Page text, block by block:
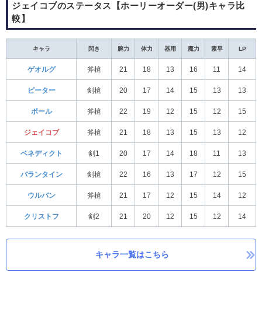
ジェイコブのステータス【ホーリーオーダー(男)キャラ比
較】
キャラ 閃き 腕力 体力 器用 魔力 素早 LP
ゲオルグ 斧槍 21 18 13 16 11 14
ピーター 剣槍 20 17 14 15 13 13
ポール 斧槍 22 19 12 15 12 15
ジェイコブ 斧槍 21 18 13 15 13 12
ベネディクト 剣1 20 17 14 18 11 13
バランタイン 剣槍 22 16 13 17 12 15
ウルバン 斧槍 21 17 12 15 14 12
クリストフ 剣2 21 20 12 15 12 14
キャラ一覧はこちら